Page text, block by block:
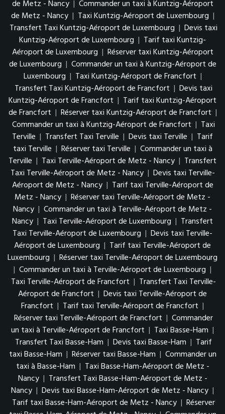
de Metz - Nancy | Commander un taxi à Kuntzig-Aéroport
de Metz - Nancy | Taxi Kuntzig-Aéroport de Luxembourg |
Transfert Taxi Kuntzig-Aéroport de Luxembourg | Devis taxi
Kuntzig-Aéroport de Luxembourg | Tarif taxi Kuntzig-
Aéroport de Luxembourg | Réserver taxi Kuntzig-Aéroport
de Luxembourg | Commander un taxi à Kuntzig-Aéroport de
Luxembourg | Taxi Kuntzig-Aéroport de Francfort |
Transfert Taxi Kuntzig-Aéroport de Francfort | Devis taxi
Kuntzig-Aéroport de Francfort | Tarif taxi Kuntzig-Aéroport
de Francfort | Réserver taxi Kuntzig-Aéroport de Francfort |
Commander un taxi à Kuntzig-Aéroport de Francfort | Taxi
Terville | Transfert Taxi Terville | Devis taxi Terville | Tarif
taxi Terville | Réserver taxi Terville | Commander un taxi à
Terville | Taxi Terville-Aéroport de Metz - Nancy | Transfert
Taxi Terville-Aéroport de Metz - Nancy | Devis taxi Terville-
Aéroport de Metz - Nancy | Tarif taxi Terville-Aéroport de
Metz - Nancy | Réserver taxi Terville-Aéroport de Metz -
Nancy | Commander un taxi à Terville-Aéroport de Metz -
Nancy | Taxi Terville-Aéroport de Luxembourg | Transfert
Taxi Terville-Aéroport de Luxembourg | Devis taxi Terville-
Aéroport de Luxembourg | Tarif taxi Terville-Aéroport de
Luxembourg | Réserver taxi Terville-Aéroport de Luxembourg
| Commander un taxi à Terville-Aéroport de Luxembourg |
Taxi Terville-Aéroport de Francfort | Transfert Taxi Terville-
Aéroport de Francfort | Devis taxi Terville-Aéroport de
Francfort | Tarif taxi Terville-Aéroport de Francfort |
Réserver taxi Terville-Aéroport de Francfort | Commander
un taxi à Terville-Aéroport de Francfort | Taxi Basse-Ham |
Transfert Taxi Basse-Ham | Devis taxi Basse-Ham | Tarif
taxi Basse-Ham | Réserver taxi Basse-Ham | Commander un
taxi à Basse-Ham | Taxi Basse-Ham-Aéroport de Metz -
Nancy | Transfert Taxi Basse-Ham-Aéroport de Metz -
Nancy | Devis taxi Basse-Ham-Aéroport de Metz - Nancy |
Tarif taxi Basse-Ham-Aéroport de Metz - Nancy | Réserver